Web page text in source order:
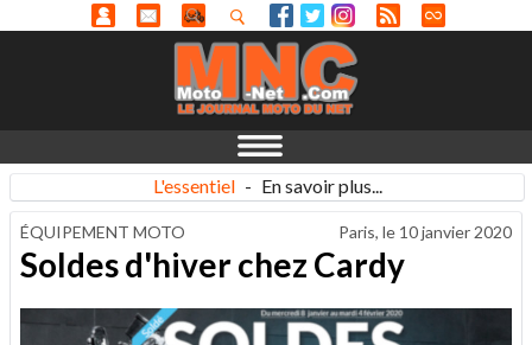
L'essentiel - En savoir plus...
ÉQUIPEMENT MOTO Paris, le 10 janvier 2020
Soldes d'hiver chez Cardy